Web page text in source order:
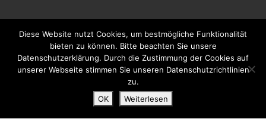
© 2026Konditorei Süßes Leben– Alle Rechte vorbehalten
Präsentiert von WP – Entworfen mit demCustomizr-Theme
Diese Website nutzt Cookies, um bestmögliche Funktionalität
bieten zu können. Bitte beachten Sie unsere
Datenschutzerklärung. Durch die Zustimmung der Cookies auf
unserer Webseite stimmen Sie unseren Datenschutzrichtlinien
zu.
OK
Weiterlesen